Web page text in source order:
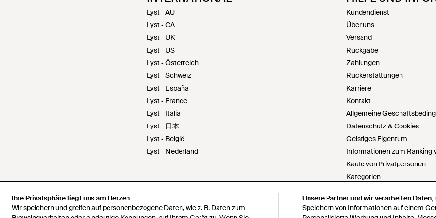
Ihre Privatsphäre liegt uns am Herzen
Wir speichern und greifen auf personenbezogene Daten, wie z. B. Daten zum
Unsere Partner und wir verarbeiten
Speichern von Informationen auf einem
Ihre Privatsphäre liegt uns am Herzen
Wir speichern und greifen auf personenbezogene Daten, wie z. B. Daten zum
Unsere Partner und wir verarbeiten
Speichern von Informationen auf einem
Lyst - AU
Lyst - CA
Lyst - UK
Lyst - US
Lyst - Österreich
Lyst - Schweiz
Lyst - España
Lyst - France
Lyst - Italia
Lyst - 日本
Lyst - België
Lyst - Nederland
Kundendienst
Über uns
Versand
Rückgabe
Zahlungen
Rückerstattungen
Karriere
Kontakt
Allgemeine
Datenschutz & Cookies
Geistiges Eigentum
Informationen zum Ranking
Käufe von Privatpersonen
Kategorien
Cookie Einstellungen
Meine personenbezogenen